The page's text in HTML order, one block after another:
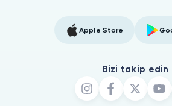
Apple Store
Bizi takip edin